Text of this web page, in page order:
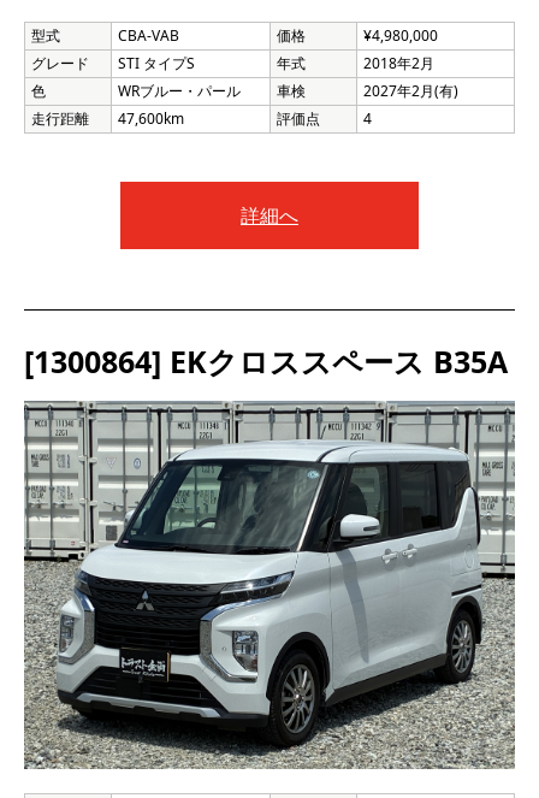
型式 CBA-VAB 価格
¥4,980,000
グレード
STI タイプS 年式
2018年2月
色
WRブルー・パール 車検
2027年2月(有)
走行距離
47,600km 評価点 4
詳細へ
[1300864] EKクロススペース B35A